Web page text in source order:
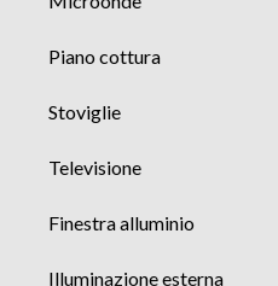
Piano cottura
Stoviglie
Televisione
Finestra alluminio
Illuminazione esterna